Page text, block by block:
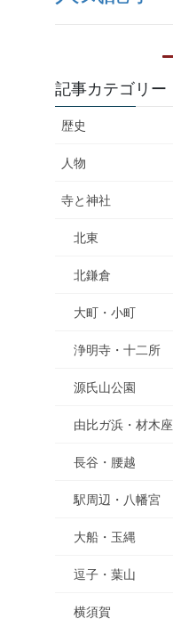
記事カテゴリー
歴史
人物
寺と神社
北東
北鎌倉
大町・小町
浄明寺・十二所
源氏山公園
由比ガ浜・材木座
長谷・腰越
駅周辺・八幡宮
大船・玉縄
逗子・葉山
横須賀